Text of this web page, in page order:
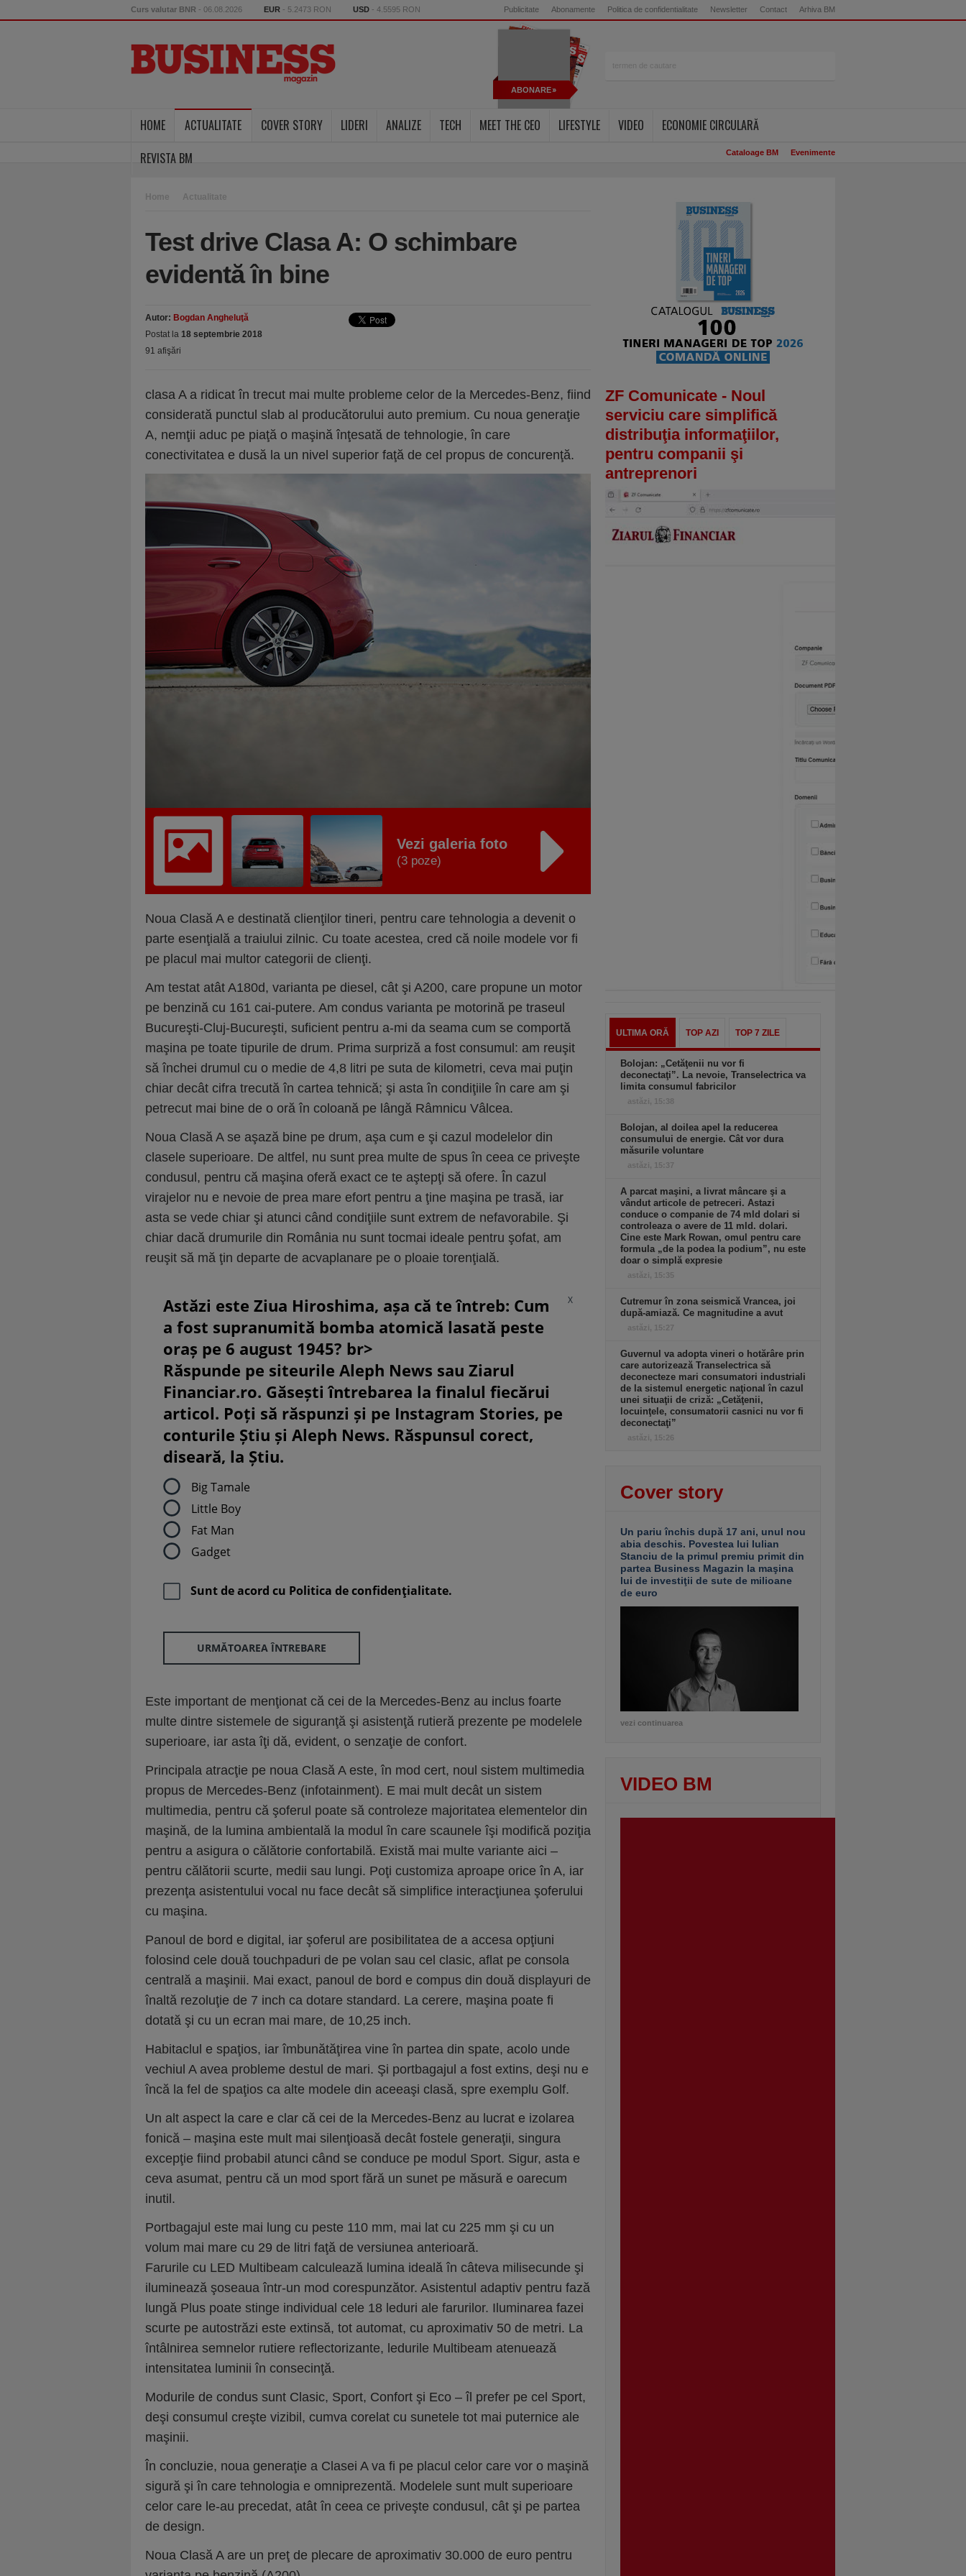
Curs valutar BNR - 06.08.2026 EUR - 5.2473 RON USD - 4.5595 RON Publicitate Abonamente Politica de confidentialitate Newsletter Contact Arhiva BM
ABONARE
HOME ACTUALITATE COVER STORY LIDERI ANALIZE TECH MEET THE CEO LIFESTYLE VIDEO
ECONOMIE CIRCULARĂ
REVISTA BM
Cataloage BM Evenimente
Home Actualitate
Test drive Clasa A: O schimbare
evidentă în bine
Autor: Bogdan Angheluţă
Postat la 18 septembrie 2018
91 afişări
clasa A a ridicat în trecut mai multe probleme celor de la Mercedes-Benz, fiind
considerată punctul slab al producătorului auto premium. Cu noua generaţie
A, nemţii aduc pe piaţă o maşină înţesată de tehnologie, în care
conectivitatea e dusă la un nivel superior faţă de cel propus de concurenţă.
Vezi galeria foto
(3 poze)
Noua Clasă A e destinată clienţilor tineri, pentru care tehnologia a devenit o
parte esenţială a traiului zilnic. Cu toate acestea, cred că noile modele vor fi
pe placul mai multor categorii de clienţi.
Am testat atât A180d, varianta pe diesel, cât şi A200, care propune un motor
pe benzină cu 161 cai-putere. Am condus varianta pe motorină pe traseul
Bucureşti-Cluj-Bucureşti, suficient pentru a-mi da seama cum se comportă
maşina pe toate tipurile de drum. Prima surpriză a fost consumul: am reuşit
să închei drumul cu o medie de 4,8 litri pe suta de kilometri, ceva mai puţin
chiar decât cifra trecută în cartea tehnică; şi asta în condiţiile în care am şi
petrecut mai bine de o oră în coloană pe lângă Râmnicu Vâlcea.
Noua Clasă A se aşază bine pe drum, aşa cum e şi cazul modelelor din
clasele superioare. De altfel, nu sunt prea multe de spus în ceea ce priveşte
condusul, pentru că maşina oferă exact ce te aştepţi să ofere. În cazul
virajelor nu e nevoie de prea mare efort pentru a ţine maşina pe trasă, iar
asta se vede chiar şi atunci când condiţiile sunt extrem de nefavorabile. Şi
chiar dacă drumurile din România nu sunt tocmai ideale pentru şofat, am
reuşit să mă ţin departe de acvaplanare pe o ploaie torenţială.
X
Astăzi este Ziua Hiroshima, așa că te întreb: Cum
a fost supranumită bomba atomică lasată peste
oraș pe 6 august 1945? br>
Răspunde pe siteurile Aleph News sau Ziarul
Financiar.ro. Găsești întrebarea la finalul fiecărui
articol. Poți să răspunzi și pe Instagram Stories, pe
conturile Știu și Aleph News. Răspunsul corect,
diseară, la Știu.
Big Tamale
Little Boy
Fat Man
Gadget
Sunt de acord cu Politica de confidenţialitate.
URMĂTOAREA ÎNTREBARE
Este important de menţionat că cei de la Mercedes-Benz au inclus foarte
multe dintre sistemele de siguranţă şi asistenţă rutieră prezente pe modelele
superioare, iar asta îţi dă, evident, o senzaţie de confort.
Principala atracţie pe noua Clasă A este, în mod cert, noul sistem multimedia
propus de Mercedes-Benz (infotainment). E mai mult decât un sistem
multimedia, pentru că şoferul poate să controleze majoritatea elementelor din
maşină, de la lumina ambientală la modul în care scaunele îşi modifică poziţia
pentru a asigura o călătorie confortabilă. Există mai multe variante aici –
pentru călătorii scurte, medii sau lungi. Poţi customiza aproape orice în A, iar
prezenţa asistentului vocal nu face decât să simplifice interacţiunea şoferului
cu maşina.
Panoul de bord e digital, iar şoferul are posibilitatea de a accesa opţiuni
folosind cele două touchpaduri de pe volan sau cel clasic, aflat pe consola
centrală a maşinii. Mai exact, panoul de bord e compus din două displayuri de
înaltă rezoluţie de 7 inch ca dotare standard. La cerere, maşina poate fi
dotată şi cu un ecran mai mare, de 10,25 inch.
Habitaclul e spaţios, iar îmbunătăţirea vine în partea din spate, acolo unde
vechiul A avea probleme destul de mari. Şi portbagajul a fost extins, deşi nu e
încă la fel de spaţios ca alte modele din aceeaşi clasă, spre exemplu Golf.
Un alt aspect la care e clar că cei de la Mercedes-Benz au lucrat e izolarea
fonică – maşina este mult mai silenţioasă decât fostele generaţii, singura
excepţie fiind probabil atunci când se conduce pe modul Sport. Sigur, asta e
ceva asumat, pentru că un mod sport fără un sunet pe măsură e oarecum
inutil.
Portbagajul este mai lung cu peste 110 mm, mai lat cu 225 mm şi cu un
volum mai mare cu 29 de litri faţă de versiunea anterioară.
Farurile cu LED Multibeam calculează lumina ideală în câteva milisecunde şi
iluminează şoseaua într-un mod corespunzător. Asistentul adaptiv pentru fază
lungă Plus poate stinge individual cele 18 leduri ale farurilor. Iluminarea fazei
scurte pe autostrăzi este extinsă, tot automat, cu aproximativ 50 de metri. La
întâlnirea semnelor rutiere reflectorizante, ledurile Multibeam atenuează
intensitatea luminii în consecinţă.
Modurile de condus sunt Clasic, Sport, Confort şi Eco – îl prefer pe cel Sport,
deşi consumul creşte vizibil, cumva corelat cu sunetele tot mai puternice ale
maşinii.
În concluzie, noua generaţie a Clasei A va fi pe placul celor care vor o maşină
sigură şi în care tehnologia e omniprezentă. Modelele sunt mult superioare
celor care le-au precedat, atât în ceea ce priveşte condusul, cât şi pe partea
de design.
Noua Clasă A are un preţ de plecare de aproximativ 30.000 de euro pentru
ZF Comunicate - Noul
serviciu care simplifică
distribuţia informaţiilor,
pentru companii şi
antreprenori
ULTIMA ORĂ TOP AZI TOP 7 ZILE
Bolojan: „Cetăţenii nu vor fi
deconectaţi”. La nevoie, Transelectrica va
limita consumul fabricilor
astăzi, 15:38
Bolojan, al doilea apel la reducerea
consumului de energie. Cât vor dura
măsurile voluntare
astăzi, 15:37
A parcat maşini, a livrat mâncare şi a
vândut articole de petreceri. Astazi
conduce o companie de 74 mld dolari si
controleaza o avere de 11 mld. dolari.
Cine este Mark Rowan, omul pentru care
formula „de la podea la podium”, nu este
doar o simplă expresie
astăzi, 15:35
Cutremur în zona seismică Vrancea, joi
după-amiază. Ce magnitudine a avut
astăzi, 15:27
Guvernul va adopta vineri o hotărâre prin
care autorizează Transelectrica să
deconecteze mari consumatori industriali
de la sistemul energetic naţional în cazul
unei situaţii de criză: „Cetăţenii,
locuinţele, consumatorii casnici nu vor fi
deconectaţi”
astăzi, 15:26
Cover story
Un pariu închis după 17 ani, unul nou
abia deschis. Povestea lui Iulian
Stanciu de la primul premiu primit din
partea Business Magazin la maşina
lui de investiţii de sute de milioane
de euro
vezi continuarea
VIDEO BM